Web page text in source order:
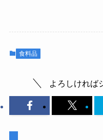
食料品
よろしければ